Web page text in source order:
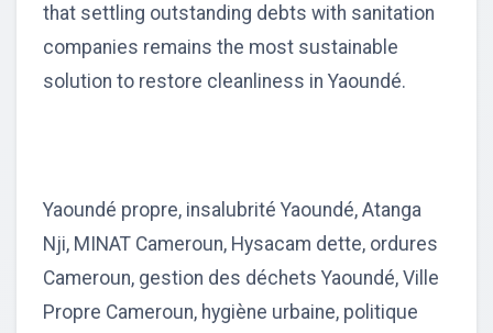
that settling outstanding debts with sanitation
companies remains the most sustainable
solution to restore cleanliness in Yaoundé.
Yaoundé propre, insalubrité Yaoundé, Atanga
Nji, MINAT Cameroun, Hysacam dette, ordures
Cameroun, gestion des déchets Yaoundé, Ville
Propre Cameroun, hygiène urbaine, politique